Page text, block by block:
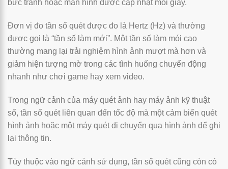
bức tranh hoặc màn hình được cập nhật mỗi giây.
Đơn vị đo tần số quét được đo là Hertz (Hz) và thường
được gọi là “tần số làm mới”. Một tần số làm mói cao
thường mang lại trải nghiệm hình ảnh mượt mà hơn và
giảm hiện tượng mờ trong các tình huống chuyển động
nhanh như chơi game hay xem video.
Trong ngữ cảnh của máy quét ảnh hay máy ảnh kỹ thuật
số, tần số quét liên quan đến tốc độ mà một cảm biến quét
hình ảnh hoặc một máy quét di chuyển qua hình ảnh để ghi
lại thông tin.
Tùy thuộc vào ngữ cảnh sử dụng, tần số quét cũng còn có